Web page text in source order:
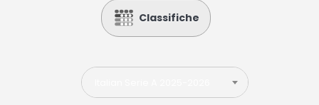
Calcio
Basket
Tennis
Lo Sapevi Che
Classifiche